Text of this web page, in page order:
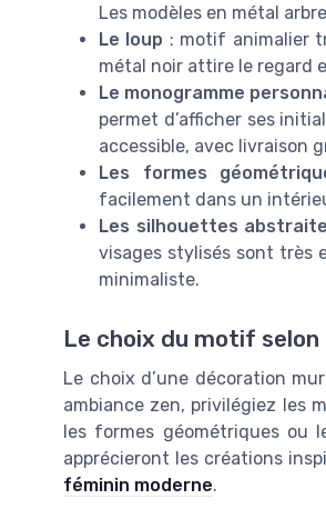
Les modèles en métal
Le loup : motif animalier
métal noir attire le regard
Le monogramme
permet d’afficher ses
accessible, avec livraison
Les formes
facilement dans un
Les silhouettes
visages stylisés sont très
minimaliste.
Le choix du motif selon
Le choix d’une décoration
ambiance zen, privilégiez les
les formes géométriques ou
apprécieront les créations
féminin moderne.